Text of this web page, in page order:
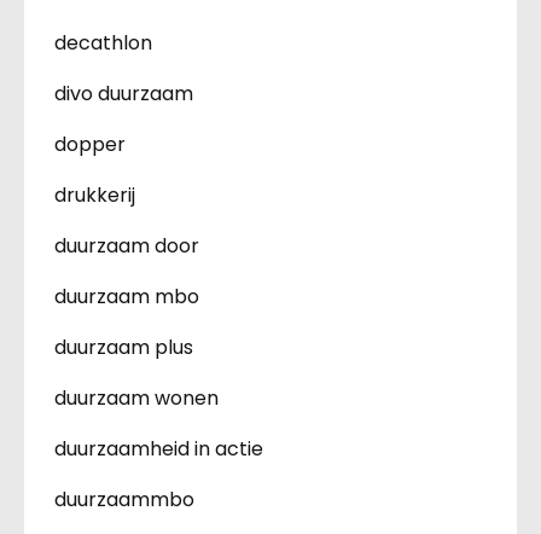
decathlon
divo duurzaam
dopper
drukkerij
duurzaam door
duurzaam mbo
duurzaam plus
duurzaam wonen
duurzaamheid in actie
duurzaammbo